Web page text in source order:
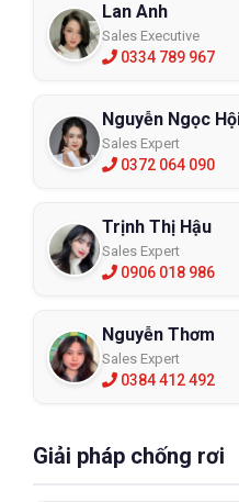
Lan Anh
Sales Executive
0334 789 967
Nguyễn Ngọc
Sales Expert
0372 064 090
Trịnh Thị Hậu
Sales Expert
0906 018 986
Nguyễn Thơm
Sales Expert
0384 412 492
Giải pháp chống rơi